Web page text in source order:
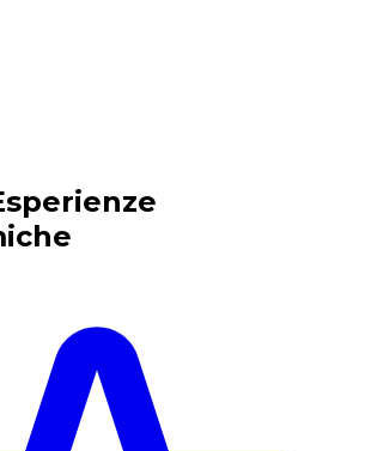
indimenticabili: Esperienze